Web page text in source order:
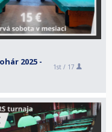
2025 -
1st / 17